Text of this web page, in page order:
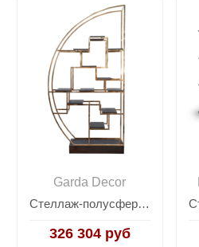
Garda Decor
Стеллаж-полусфера розовое золото/темный шпон 77IP-SH1003
326 304 руб